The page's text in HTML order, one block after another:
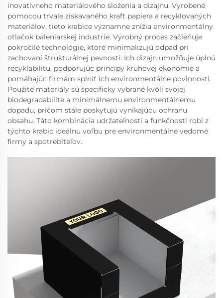
inovatívneho materiálového složenia a dizajnu. Vyrobené
pomocou trvale získavaného kraft papiera a recyklovaných
materiálov, tieto krabice významne znížia environmentálny
otlačok baleniarskej industrie. Výrobný proces začleňuje
pokročilé technológie, ktoré minimalizujú odpad pri
zachovaní štrukturálnej pevnosti. Ich dizajn umožňuje úplnú
recyklabilitu, podporujúc princípy kruhovej ekonómie a
pomáhajúc firmám splniť ich environmentálne povinnosti.
Použité materiály sú špecificky vybrané kvôli svojej
biodegradabilite a minimálnemu environmentálnemu
dopadu, pričom stále poskytujú vynikajúcu ochranu
obsahu. Táto kombinácia udržateľnosti a funkčnosti robí z
týchto krabic ideálnu voľbu pre environmentálne vedomé
firmy a spotrebiteľov.